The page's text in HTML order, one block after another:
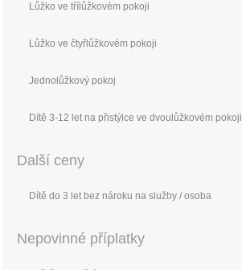
Lůžko ve třílůžkovém pokoji
Lůžko ve čtyřlůžkovém pokoji
Jednolůžkový pokoj
Dítě 3-12 let na přistýlce ve dvoulůžkovém pokoji
Další ceny
Dítě do 3 let bez nároku na služby / osoba
Nepovinné příplatky